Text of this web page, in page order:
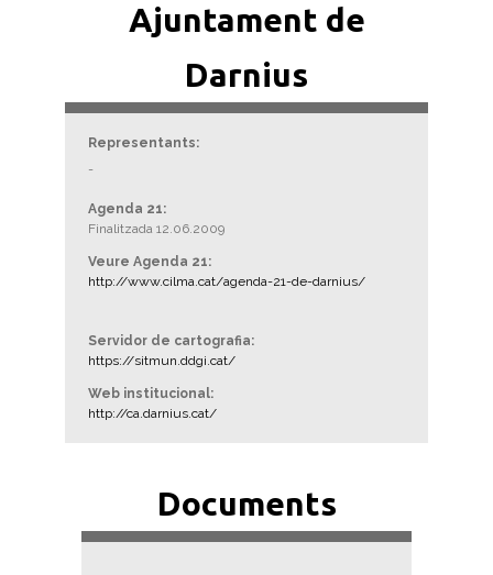
Ajuntament de
Darnius
Representants:
-
Agenda 21:
Finalitzada 12.06.2009
Veure Agenda 21:
http://www.cilma.cat/agenda-21-de-darnius/
Servidor de cartografia:
https://sitmun.ddgi.cat/
Web institucional:
http://ca.darnius.cat/
Documents